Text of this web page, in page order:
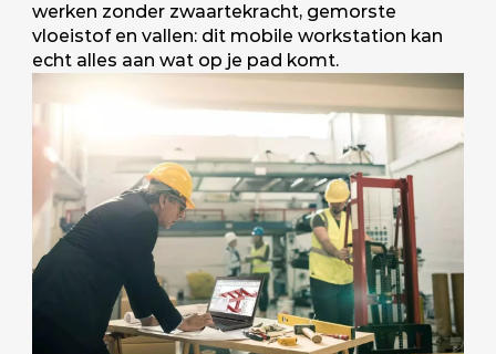
werken zonder zwaartekracht, gemorste
vloeistof en vallen: dit mobile workstation kan
echt alles aan wat op je pad komt.